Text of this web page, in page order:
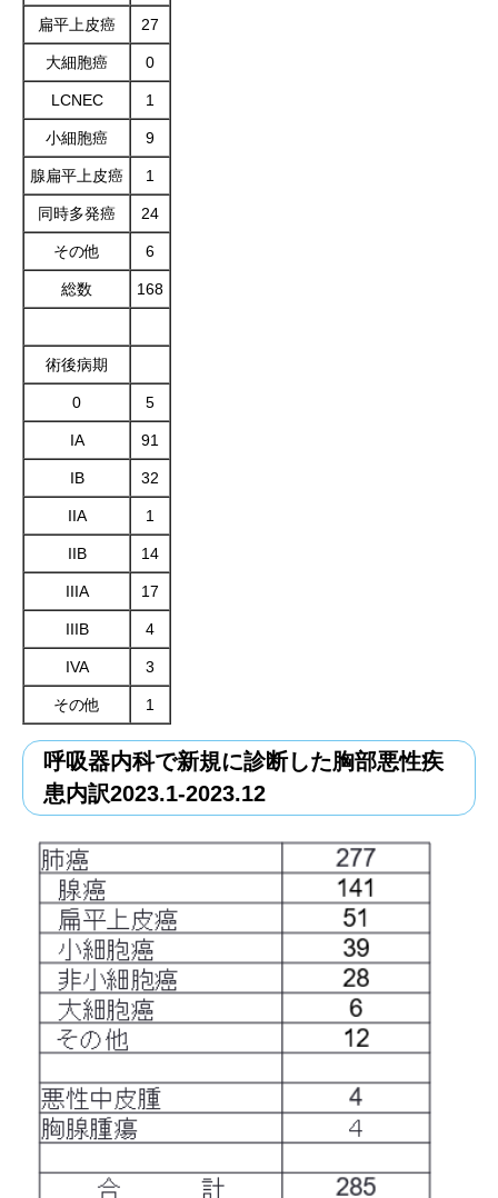
扁平上皮癌 27
大細胞癌 0
LCNEC 1
小細胞癌 9
腺扁平上皮癌 1
同時多発癌 24
その他 6
総数 168
術後病期
0 5
IA 91
IB 32
IIA 1
IIB 14
IIIA 17
IIIB 4
IVA 3
その他 1
呼吸器内科で新規に診断した胸部悪性疾
患内訳2023.1-2023.12